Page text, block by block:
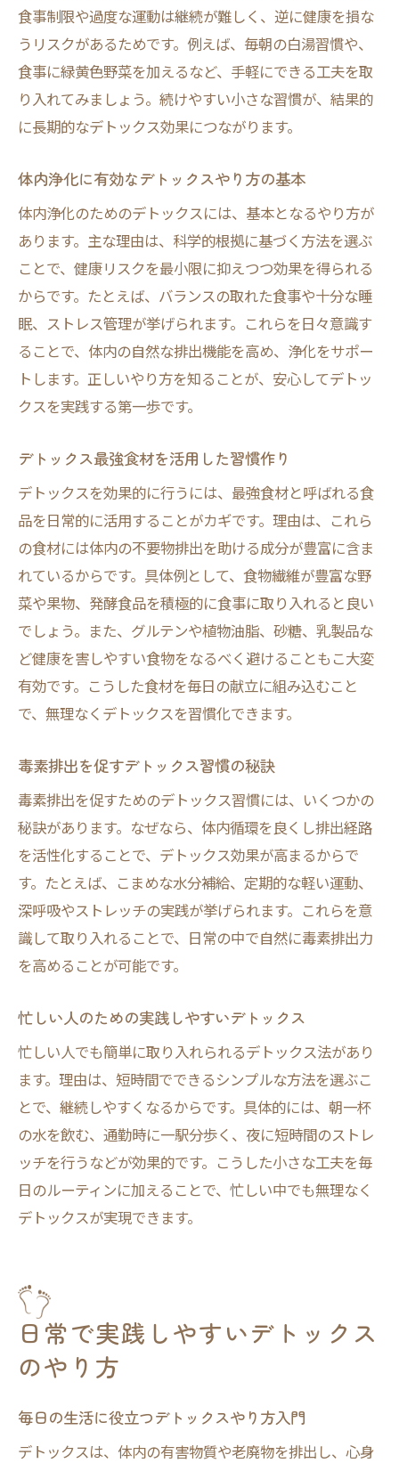
食事制限や過度な運動は継続が難しく、逆に健康を損な
うリスクがあるためです。例えば、毎朝の白湯習慣や、
食事に緑黄色野菜を加えるなど、手軽にできる工夫を取
り入れてみましょう。続けやすい小さな習慣が、結果的
に長期的なデトックス効果につながります。
体内浄化に有効なデトックスやり方の基本
体内浄化のためのデトックスには、基本となるやり方が
あります。主な理由は、科学的根拠に基づく方法を選ぶ
ことで、健康リスクを最小限に抑えつつ効果を得られる
からです。たとえば、バランスの取れた食事や十分な睡
眠、ストレス管理が挙げられます。これらを日々意識す
ることで、体内の自然な排出機能を高め、浄化をサポー
トします。正しいやり方を知ることが、安心してデトッ
クスを実践する第一歩です。
デトックス最強食材を活用した習慣作り
デトックスを効果的に行うには、最強食材と呼ばれる食
品を日常的に活用することがカギです。理由は、これら
の食材には体内の不要物排出を助ける成分が豊富に含ま
れているからです。具体例として、食物繊維が豊富な野
菜や果物、発酵食品を積極的に食事に取り入れると良い
でしょう。また、グルテンや植物油脂、砂糖、乳製品な
ど健康を害しやすい食物をなるべく避けることもこ大変
有効です。こうした食材を毎日の献立に組み込むこと
で、無理なくデトックスを習慣化できます。
毒素排出を促すデトックス習慣の秘訣
毒素排出を促すためのデトックス習慣には、いくつかの
秘訣があります。なぜなら、体内循環を良くし排出経路
を活性化することで、デトックス効果が高まるからで
す。たとえば、こまめな水分補給、定期的な軽い運動、
深呼吸やストレッチの実践が挙げられます。これらを意
識して取り入れることで、日常の中で自然に毒素排出力
を高めることが可能です。
忙しい人のための実践しやすいデトックス
忙しい人でも簡単に取り入れられるデトックス法があり
ます。理由は、短時間でできるシンプルな方法を選ぶこ
とで、継続しやすくなるからです。具体的には、朝一杯
の水を飲む、通勤時に一駅分歩く、夜に短時間のストレ
ッチを行うなどが効果的です。こうした小さな工夫を毎
日のルーティンに加えることで、忙しい中でも無理なく
デトックスが実現できます。
日常で実践しやすいデトックス
のやり方
毎日の生活に役立つデトックスやり方入門
デトックスは、体内の有害物質や老廃物を排出し、心身